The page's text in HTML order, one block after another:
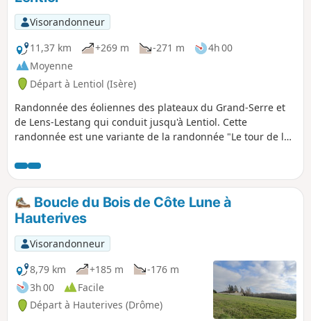
Visorandonneur
11,37 km
+269 m -271 m
4h 00
Moyenne
Départ à Lentiol (Isère)
Randonnée des éoliennes des plateaux du Grand-Serre et
de Lens-Lestang qui conduit jusqu'à Lentiol. Cette
randonnée est une variante de la randonnée "Le tour de la
va en bordure du village de Marcollin.
Boucle du Bois de Côte Lune à
Hauterives
Visorandonneur
8,79 km
+185 m
-176 m
3h 00
Facile
Départ à Hauterives (Drôme)